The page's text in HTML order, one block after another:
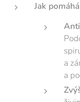
Jak
a
a